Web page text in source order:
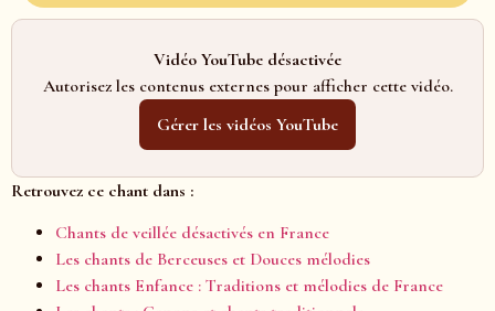
Vidéo YouTube désactivée
Autorisez les contenus externes pour afficher cette vidéo.
Gérer les vidéos YouTube
Retrouvez ce chant dans :
Chants de veillée désactivés en France
Les chants de Berceuses et Douces mélodies
Les chants Enfance : Traditions et mélodies de France